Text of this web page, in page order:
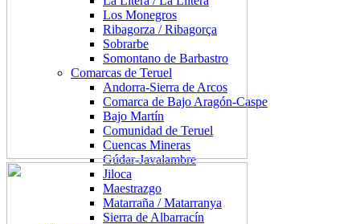
Los Monegros
Ribagorza / Ribagorça
Sobrarbe
Somontano de Barbastro
Comarcas de Teruel
Andorra-Sierra de Arcos
Comarca de Bajo Aragón-Caspe
Bajo Martín
Comunidad de Teruel
Cuencas Mineras
Gúdar-Javalambre
Jiloca
Maestrazgo
Matarraña / Matarranya
Sierra de Albarracín